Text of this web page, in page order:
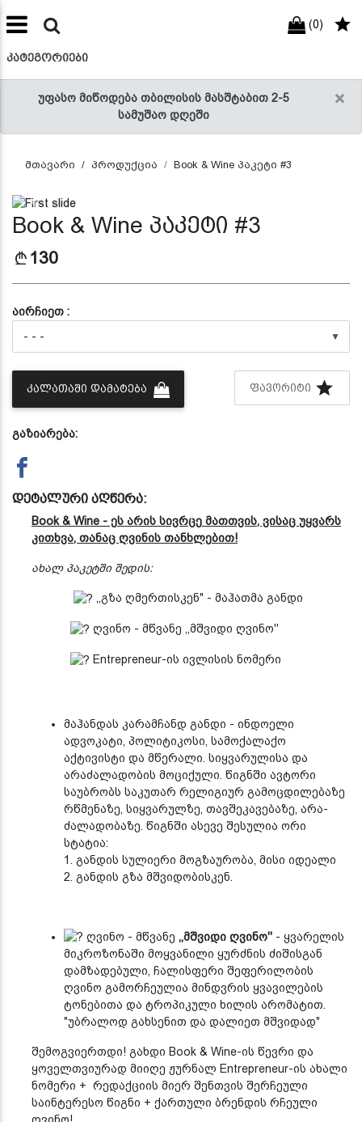
×
უფასო მიწოდება თბილისის მასშტაბით 2-5
სამუშაო დღეში
(0)
ᲙᲐᲢᲔᲒᲝᲠᲘᲔᲑᲘ
მთავარი პროდუქცია Book & Wine პაკეტი #3
Previous
Book & Wine პაკეტი #3
130
აირჩიეთ :
▼
ᲙᲐᲚᲐᲗᲐᲨᲘ ᲓᲐᲛᲐᲢᲔᲑᲐ ᲤᲐᲕᲝᲠᲘᲢᲘ
გაზიარება:
დეტალური აღწერა:
Book & Wine - ეს არის სივრცე მათთვის, ვისაც უყვარს
კითხვა, თანაც ღვინის თანხლებით!
ახალ პაკეტში შედის:
,,გზა ღმერთისკენ" - მაჰათმა განდი
ღვინო - მწვანე ,,მშვიდი ღვინო''
Entrepreneur-ის ივლისის ნომერი
მაჰანდას კარამჩანდ განდი - ინდოელი
ადვოკატი, პოლიტიკოსი, სამოქალაქო
აქტივისტი და მწერალი. სიყვარულისა და
არაძალადობის მოციქული. წიგნში ავტორი
საუბრობს საკუთარ რელიგიურ გამოცდილებაზე
რწმენაზე, სიყვარულზე, თავშეკავებაზე, არა-
ძალადობაზე. წიგნში ასევე შესულია ორი
სტატია:
1. განდის სულიერი მოგზაურობა, მისი იდეალი
2. განდის გზა მშვიდობისკენ.
ღვინო - მწვანე ,,მშვიდი ღვინო'' - ყვარელის
მიკროზონაში მოყვანილი ყურძნის ძიშისგან
დამზადებული, ჩალისფერი შეფერილობის
ღვინო გამორჩეულია მინდვრის ყვავილების
ტონებითა და ტროპიკული ხილის არომატით.
"უბრალოდ გახსენით და დალიეთ მშვიდად"
შემოგვიერთდი! გახდი Book & Wine-ის წევრი და
ყოველთვიურად მიიღე ჟურნალ Entrepreneur-ის ახალი
ნომერი + რედაქციის მიერ შენთვის შერჩეული
საინტერესო წიგნი + ქართული ბრენდის რჩეული